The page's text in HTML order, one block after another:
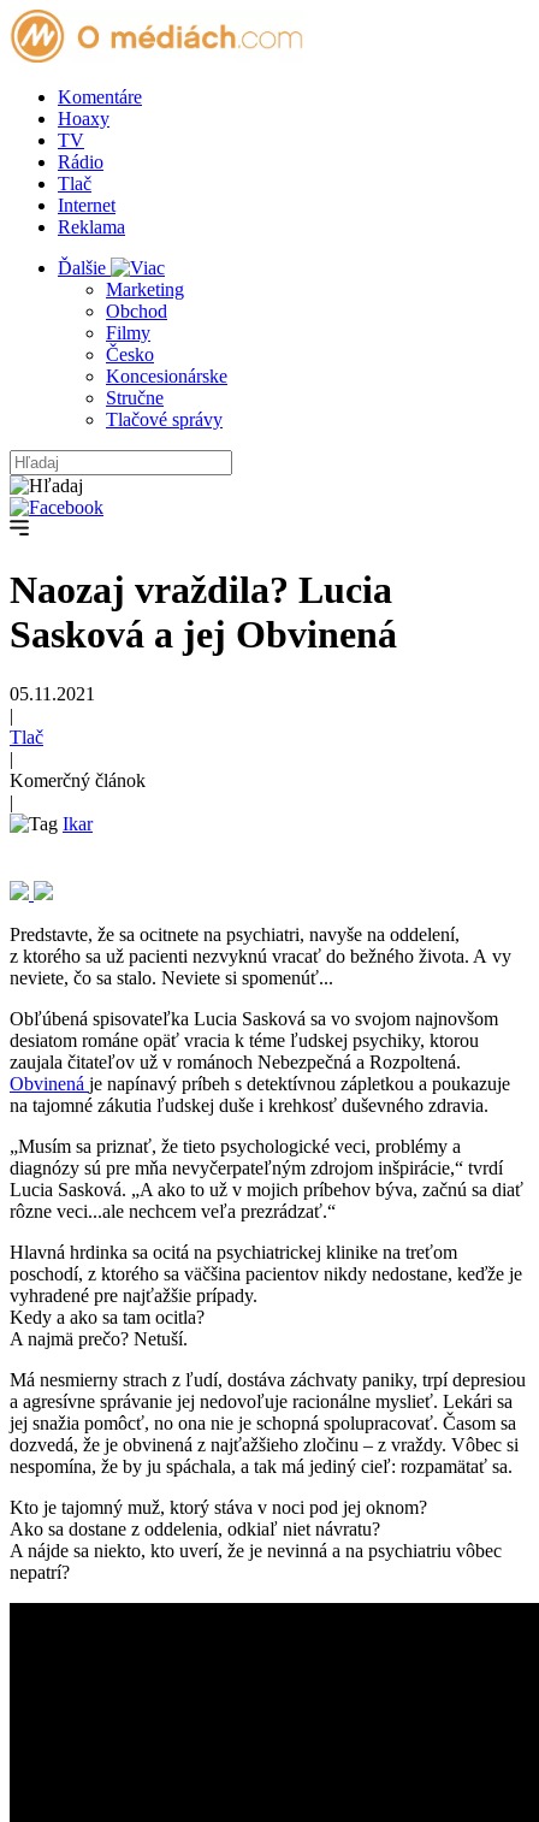
Komentáre
Hoaxy
TV
Rádio
Tlač
Internet
Reklama
Ďalšie
Marketing
Obchod
Filmy
Česko
Koncesionárske
Stručne
Tlačové správy
Naozaj vraždila? Lucia
Sasková a jej Obvinená
05.11.2021
|
Tlač
|
Komerčný článok
|
Ikar
Predstavte, že sa ocitnete na psychiatri, navyše na oddelení,
z ktorého sa už pacienti nezvyknú vracať do bežného života. A vy
neviete, čo sa stalo. Neviete si spomenúť...
Obľúbená spisovateľka Lucia Sasková sa vo svojom najnovšom
desiatom románe opäť vracia k téme ľudskej psychiky, ktorou
zaujala čitateľov už v románoch Nebezpečná a Rozpoltená.
Obvinená je napínavý príbeh s detektívnou zápletkou a poukazuje
na tajomné zákutia ľudskej duše i krehkosť duševného zdravia.
„Musím sa priznať, že tieto psychologické veci, problémy a
diagnózy sú pre mňa nevyčerpateľným zdrojom inšpirácie,“ tvrdí
Lucia Sasková. „A ako to už v mojich príbehov býva, začnú sa diať
rôzne veci...ale nechcem veľa prezrádzať.“
Hlavná hrdinka sa ocitá na psychiatrickej klinike na treťom
poschodí, z ktorého sa väčšina pacientov nikdy nedostane, keďže je
vyhradené pre najťažšie prípady.
Kedy a ako sa tam ocitla?
A najmä prečo? Netuší.
Má nesmierny strach z ľudí, dostáva záchvaty paniky, trpí depresiou
a agresívne správanie jej nedovoľuje racionálne myslieť. Lekári sa
jej snažia pomôcť, no ona nie je schopná spolupracovať. Časom sa
dozvedá, že je obvinená z najťažšieho zločinu – z vraždy. Vôbec si
nespomína, že by ju spáchala, a tak má jediný cieľ: rozpamätať sa.
Kto je tajomný muž, ktorý stáva v noci pod jej oknom?
Ako sa dostane z oddelenia, odkiaľ niet návratu?
A nájde sa niekto, kto uverí, že je nevinná a na psychiatriu vôbec
nepatrí?